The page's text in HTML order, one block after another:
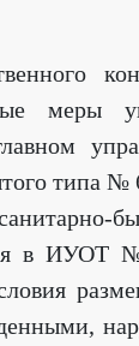
меры
типа №
в ИУОТ